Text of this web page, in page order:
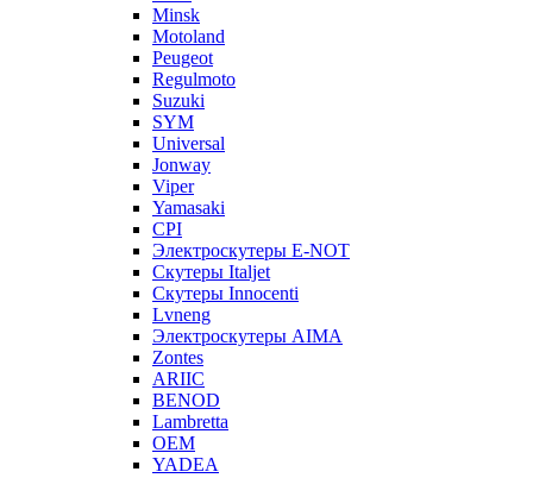
Minsk
Motoland
Peugeot
Regulmoto
Suzuki
SYM
Universal
Jonway
Viper
Yamasaki
CPI
Электроскутеры E-NOT
Скутеры Italjet
Скутеры Innocenti
Lvneng
Электроскутеры AIMA
Zontes
ARIIC
BENOD
Lambretta
OEM
YADEA